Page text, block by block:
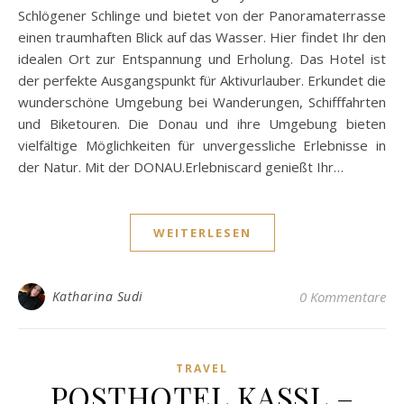
Schlögener Schlinge und bietet von der Panoramaterrasse
einen traumhaften Blick auf das Wasser. Hier findet Ihr den
idealen Ort zur Entspannung und Erholung. Das Hotel ist
der perfekte Ausgangspunkt für Aktivurlauber. Erkundet die
wunderschöne Umgebung bei Wanderungen, Schifffahrten
und Biketouren. Die Donau und ihre Umgebung bieten
vielfältige Möglichkeiten für unvergessliche Erlebnisse in
der Natur. Mit der DONAU.Erlebniscard genießt Ihr…
WEITERLESEN
Katharina Sudi 0 Kommentare
TRAVEL